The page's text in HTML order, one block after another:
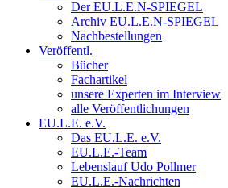
Der EU.L.E.N-SPIEGEL
Archiv EU.L.E.N-SPIEGEL
Nachbestellungen
Veröffentl.
Bücher
Fachartikel
unsere Experten im Interview
alle Veröffentlichungen
EU.L.E. e.V.
Das EU.L.E. e.V.
EU.L.E.-Team
Lebenslauf Udo Pollmer
EU.L.E.-Nachrichten